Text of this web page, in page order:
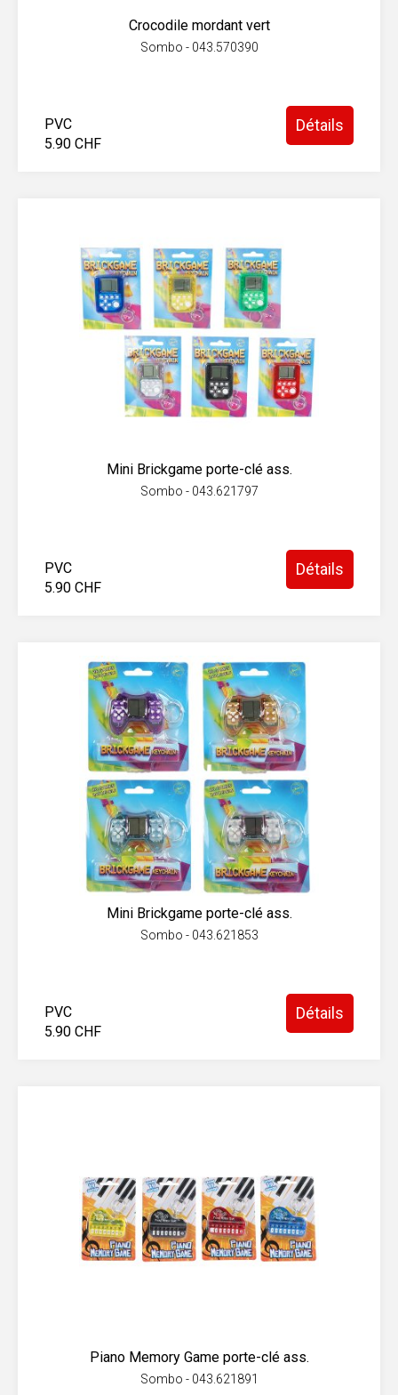
Crocodile mordant vert
Sombo - 043.570390
PVC
5.90 CHF
Détails
Mini Brickgame porte-clé ass.
Sombo - 043.621797
PVC
5.90 CHF
Détails
Mini Brickgame porte-clé ass.
Sombo - 043.621853
PVC
5.90 CHF
Détails
Piano Memory Game porte-clé ass.
Sombo - 043.621891